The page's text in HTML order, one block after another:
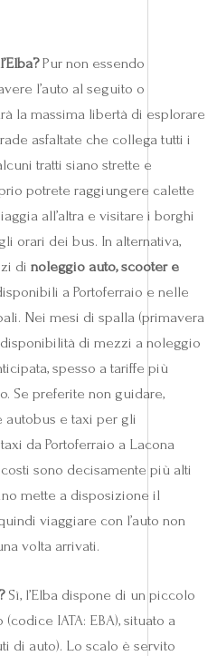
Pur non essendo
l’auto al seguito o
la massima libertà di esplorare
asfaltate che collega tutti i
tratti siano strette e
potrete raggiungere calette
all’altra e visitare i borghi
orari dei bus. In alternativa,
di noleggio auto, scooter e
a Portoferraio e nelle
Nei mesi di spalla (primavera
di mezzi a noleggio
spesso a tariffe più
Se preferite non guidare,
e taxi per gli
da Portoferraio a Lacona
sono decisamente più alti
mette a disposizione il
viaggiare con l’auto non
volta arrivati.
Sì, l’Elba dispone di un piccolo
IATA: EBA), situato a
di auto). Lo scalo è servito